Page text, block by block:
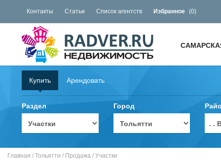
Контакты Статьи Список агентств Избранное (0)
Купить Арендовать
Раздел Город
. .
Главная / Тольятти / Продажа / Участки